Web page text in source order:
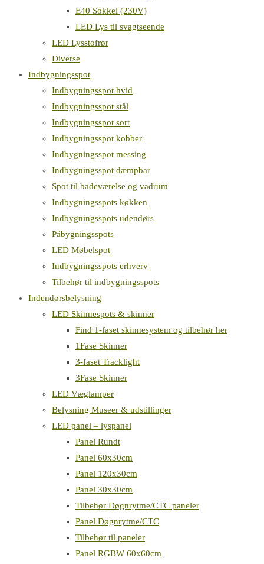
E40 Sokkel (230V)
LED Lys til svagtseende
LED Lysstofrør
Diverse
Indbygningsspot
Indbygningsspot hvid
Indbygningsspot stål
Indbygningsspot sort
Indbygningsspot kobber
Indbygningsspot messing
Indbygningsspot dæmpbar
Spot til badeværelse og vådrum
Indbygningsspots køkken
Indbygningsspots udendørs
Påbygningsspots
LED Møbelspot
Indbygningsspots erhverv
Tilbehør til indbygningsspots
Indendørsbelysning
LED Skinnespots & skinner
Find 1-faset skinnesystem og tilbehør her
1Fase Skinner
3-faset Tracklight
3Fase Skinner
LED Væglamper
Belysning Museer & udstillinger
LED panel – lyspanel
Panel Rundt
Panel 60x30cm
Panel 120x30cm
Panel 30x30cm
Tilbehør Døgnrytme/CTC paneler
Panel Døgnrytme/CTC
Tilbehør til paneler
Panel RGBW 60x60cm